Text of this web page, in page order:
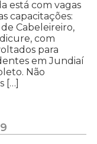
está com vagas
capacitações:
Cabeleireiro,
com
para
em Jundiaí
Não
[…]